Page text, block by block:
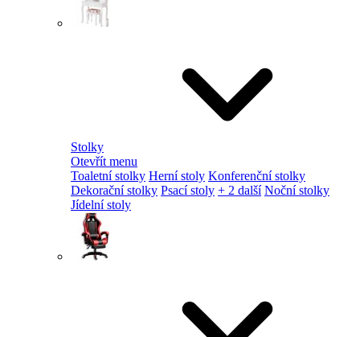
Stolky
Otevřít menu
Toaletní stolky Herní stoly Konferenční stolky
Dekorační stolky Psací stoly + 2 další Noční stolky
Jídelní stoly